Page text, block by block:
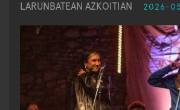
LARUNBATEAN AZKOITIAN
2026-